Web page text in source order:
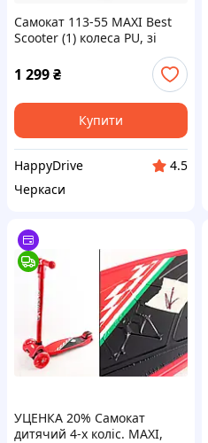
Самокат 113-55 MAXI Best
Scooter (1) колеса PU, зі
1 299₴
Купити
HappyDrive
4.5
Черкаси
УЦЕНКА 20% Самокат
дитячий 4-х коліс. MAXI,